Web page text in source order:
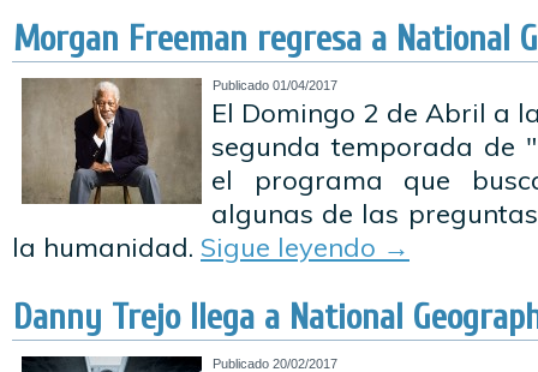
Morgan Freeman regresa a National
Publicado 01/04/2017
El Domingo 2 de Abril a
segunda temporada de
el programa que
algunas de las
la humanidad. Sigue leyendo →
Danny Trejo llega a National
Publicado 20/02/2017